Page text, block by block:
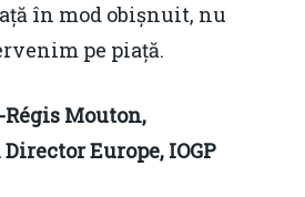
în mod obișnuit, nu
pe piață.
Mouton,
Europe, IOGP